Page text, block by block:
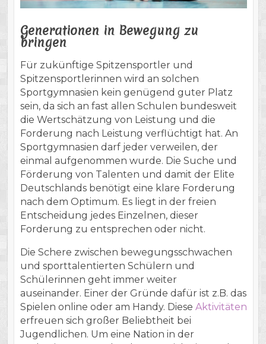
Generationen in Bewegung zu
bringen
Für zukünftige Spitzensportler und
Spitzensportlerinnen wird an solchen
Sportgymnasien kein genügend guter Platz
sein, da sich an fast allen Schulen bundesweit
die Wertschätzung von Leistung und die
Forderung nach Leistung verflüchtigt hat. An
Sportgymnasien darf jeder verweilen, der
einmal aufgenommen wurde. Die Suche und
Förderung von Talenten und damit der Elite
Deutschlands benötigt eine klare Forderung
nach dem Optimum. Es liegt in der freien
Entscheidung jedes Einzelnen, dieser
Forderung zu entsprechen oder nicht.
Die Schere zwischen bewegungsschwachen
und sporttalentierten Schülern und
Schülerinnen geht immer weiter
auseinander. Einer der Gründe dafür ist z.B. das
Spielen online oder am Handy. Diese Aktivitäten
erfreuen sich großer Beliebtheit bei
Jugendlichen. Um eine Nation in der